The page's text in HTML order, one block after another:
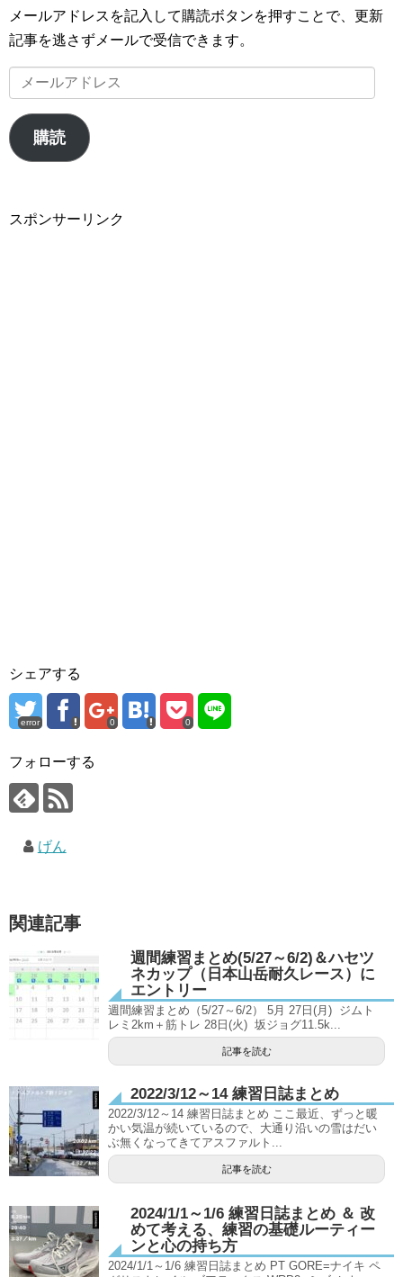
メールアドレスを記入して購読ボタンを押すことで、更新
記事を逃さずメールで受信できます。
ー
ル
ア
ス
購読
スポンサーリンク
シェアする
error 0 0
フォローする
げん
関連記事
週間練習まとめ(5/27～6/2)＆ハセツ
ネカップ（日本山岳耐久レース）に
エントリー
週間練習まとめ（5/27～6/2） 5月 27日(月) ジムト
レミ2km＋筋トレ 28日(火) 坂ジョグ11.5k...
記事を読む
2022/3/12～14 練習日誌まとめ
2022/3/12～14 練習日誌まとめ ここ最近、ずっと暖
かい気温が続いているので、大通り沿いの雪はだい
ぶ無くなってきてアスファルト...
記事を読む
2024/1/1～1/6 練習日誌まとめ ＆ 改
めて考える、練習の基礎ルーティー
ンと心の持ち方
2024/1/1～1/6 練習日誌まとめ PT GORE=ナイキ ペ